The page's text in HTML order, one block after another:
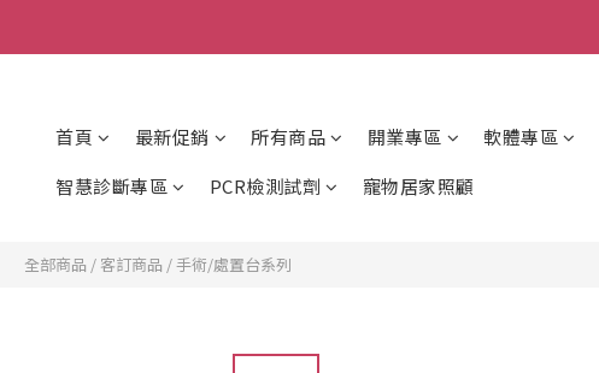
首頁 最新促銷 所有商品 開業專區 軟體專區
智慧診斷專區
PCR檢測試劑 寵物居家照顧
全部商品 / 客訂商品 /手術/處置台系列